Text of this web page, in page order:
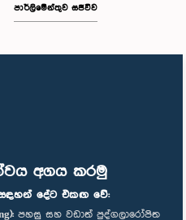
අගය කරමු
දේට එකඟ වේ:
පහසු සහ වඩාත් පුද්ගලාරෝපිත
පාර්ලිමේන්තුව සජීවීව